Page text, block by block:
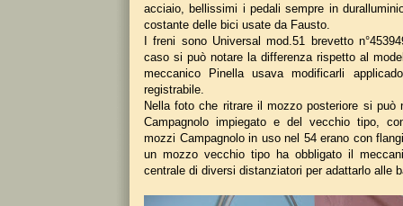
acciaio, bellissimi i pedali sempre in
costante delle bici usate da Fausto.
I freni sono Universal mod.51 brevetto
caso si può notare la differenza rispetto al
meccanico Pinella usava modificarli
registrabile.
Nella foto che ritrare il mozzo posteriore si può
Campagnolo impiegato e del vecchio tipo,
mozzi Campagnolo in uso nel 54 erano con
un mozzo vecchio tipo ha obbligato il
centrale di diversi distanziatori per adattarlo alle